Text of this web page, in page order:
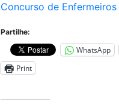
Concurso de
Partilhe:
WhatsApp
Print